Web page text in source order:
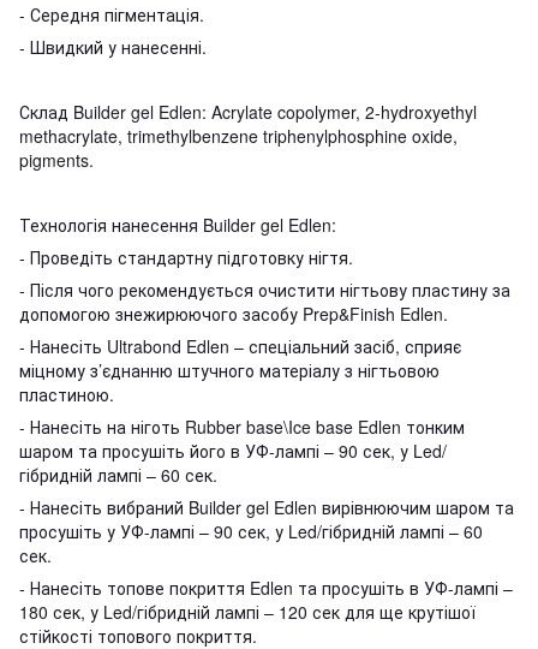
- Середня пігментація.
- Швидкий у нанесенні.
Склад Builder gel Edlen: Acrylate copolymer, 2-hydroxyethyl
methacrylate, trimethylbenzene triphenylphosphine oxide,
pigments.
Технологія нанесення Builder gel Edlen:
- Проведіть стандартну підготовку нігтя.
- Після чого рекомендується очистити нігтьову пластину за
допомогою знежирюючого засобу Prep&Finish Edlen.
- Нанесіть Ultrabond Edlen – спеціальний засіб, сприяє
міцному з’єднанню штучного матеріалу з нігтьовою
пластиною.
- Нанесіть на ніготь Rubber base\Ice base Edlen тонким
шаром та просушіть його в УФ-лампі – 90 сек, у Led/
гібридній лампі – 60 сек.
- Нанесіть вибраний Builder gel Edlen вирівнюючим шаром та
просушіть у УФ-лампі – 90 сек, у Led/гібридній лампі – 60
сек.
- Нанесіть топове покриття Edlen та просушіть в УФ-лампі –
180 сек, у Led/гібридній лампі – 120 сек для ще крутішої
стійкості топового покриття.